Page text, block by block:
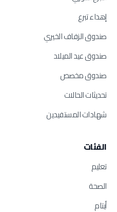
إهداء تبرع
صندوق الزفاف الخيري
صندوق عيد الميلاد
صندوق مخصص
تحديثات الحالات
شهادات المستفيدين
الفئات
تعليم
الصحة
أيتام